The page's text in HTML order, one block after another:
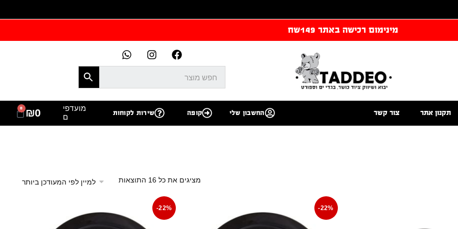
מינימום רכישה באתר 149שח
תקנון אתר צור קשר החשבון שלי קופה שירות לקוחות
מועדפי
ם
₪0
0
מציגים את כל ⁦16⁩ התוצאות
-22%
-22%